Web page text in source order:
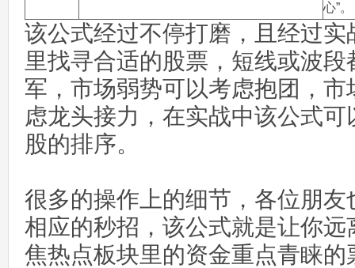
心”。
该公式经过不停打磨，且经过
里找寻合适的股票，短线或波
军，市场弱势可以考虑抱团，
虑龙头接力，在实战中该公式
股的排序。
很多的操作上的细节，各位朋
相应的秒招，该公式就是让你
焦热点板块里的资金重点青睐